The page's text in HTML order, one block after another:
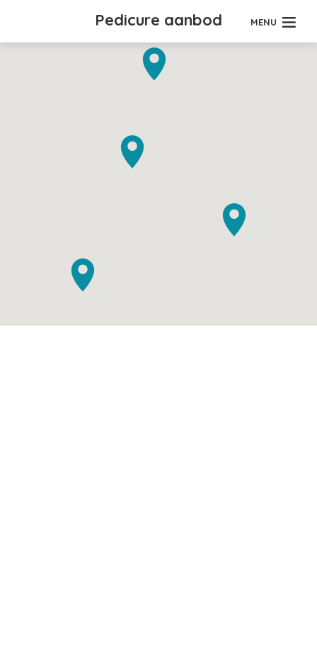
Pedicure aanbod MENU